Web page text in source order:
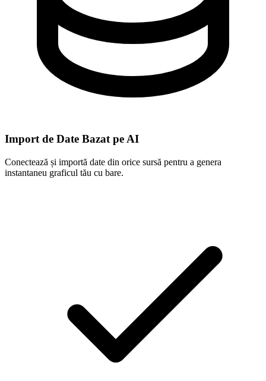
Import de Date Bazat pe AI
Conectează și importă date din orice sursă pentru a genera
instantaneu graficul tău cu bare.